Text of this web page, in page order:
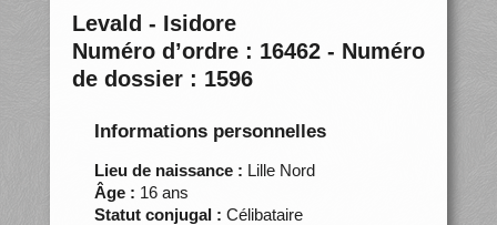
Levald - Isidore
Numéro d’ordre : 16462 - Numéro
de dossier : 1596
Informations personnelles
Lieu de naissance : Lille Nord
Âge : 16 ans
Statut conjugal : Célibataire